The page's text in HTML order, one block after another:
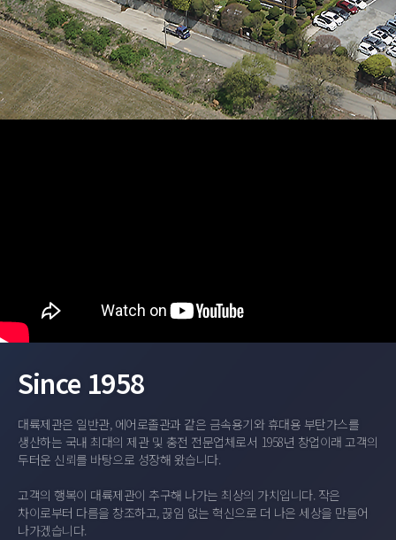
Since 1958
대륙제관은 일반관, 에어로졸관과 같은 금속용기와 휴대용 부탄가스를
생산하는 국내 최대의 제관 및 충전 전문업체로서 1958년 창업이래 고객의
두터운 신뢰를 바탕으로 성장해 왔습니다.
고객의 행복이 대륙제관이 추구해 나가는 최상의 가치입니다. 작은
차이로부터 다름을 창조하고, 끊임 없는 혁신으로 더 나은 세상을 만들어
나가겠습니다.